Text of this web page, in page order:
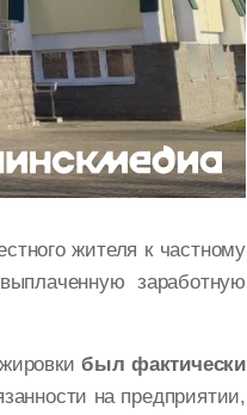
жителя к частному
заработную
был фактически
на предприятии,